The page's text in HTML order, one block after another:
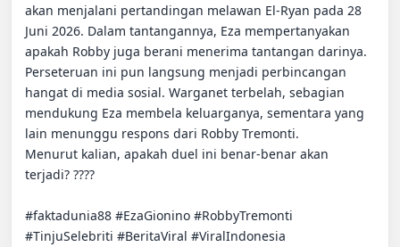
akan menjalani pertandingan melawan El-Ryan pada 28
Juni 2026. Dalam tantangannya, Eza mempertanyakan
apakah Robby juga berani menerima tantangan darinya.
Perseteruan ini pun langsung menjadi perbincangan
hangat di media sosial. Warganet terbelah, sebagian
mendukung Eza membela keluarganya, sementara yang
lain menunggu respons dari Robby Tremonti.
Menurut kalian, apakah duel ini benar-benar akan
terjadi? ????
#faktadunia88 #EzaGionino #RobbyTremonti
#TinjuSelebriti #BeritaViral #ViralIndonesia